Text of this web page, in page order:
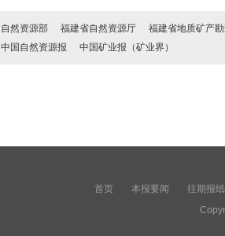
自然资源部 福建省自然资源厅
福建省地质矿产
中国自然资源报
中国矿业报（矿业界）
首页 本报要闻
往期报纸